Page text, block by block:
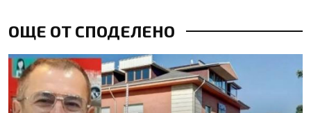
ОЩЕ ОТ СПОДЕЛЕНО